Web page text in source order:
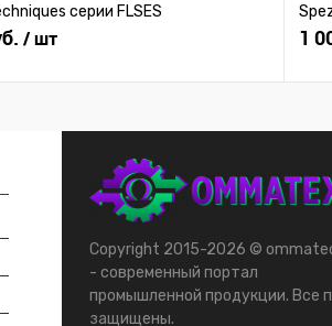
серии FLSES
/ шт 1
Copyright 2015-2026 ©
- современный портал
промышленной продукции. Все
защищены.